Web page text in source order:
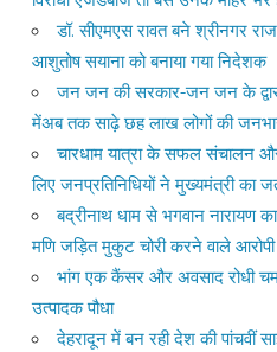
डॉ. सीएमएस रावत बने श्रीनगर
आशुतोष सयाना को बनाया गया निदेशक
जन जन की सरकार-जन जन के
मेंअब तक साढ़े छह लाख लोगों की
चारधाम यात्रा के सफल संचालन
लिए जनप्रतिनिधियों ने मुख्यमंत्री का
बद्रीनाथ धाम से भगवान नारायण
मणि जड़ित मुकुट चोरी करने वाले आरोपी
भांग एक कैंसर और अवसाद रोधी
उत्पादक पौधा
देहरादून में बन रही देश की पांचवीं